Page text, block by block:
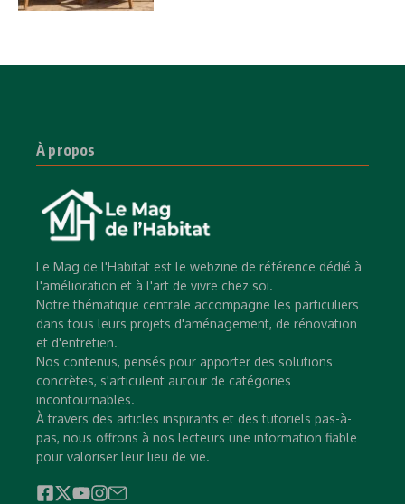
À propos
Le Mag de l'Habitat est le webzine de référence dédié à
l'amélioration et à l'art de vivre chez soi.
Notre thématique centrale accompagne les particuliers
dans tous leurs projets d'aménagement, de rénovation
et d'entretien.
Nos contenus, pensés pour apporter des solutions
concrètes, s'articulent autour de catégories
incontournables.
À travers des articles inspirants et des tutoriels pas-à-
pas, nous offrons à nos lecteurs une information fiable
pour valoriser leur lieu de vie.